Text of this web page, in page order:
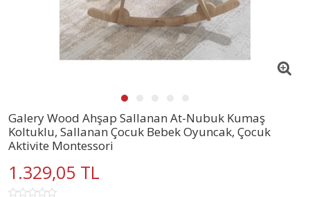
Galery Wood Ahşap Sallanan At-Nubuk Kumaş
Koltuklu, Sallanan Çocuk Bebek Oyuncak, Çocuk
Aktivite Montessori
1.329,05 TL